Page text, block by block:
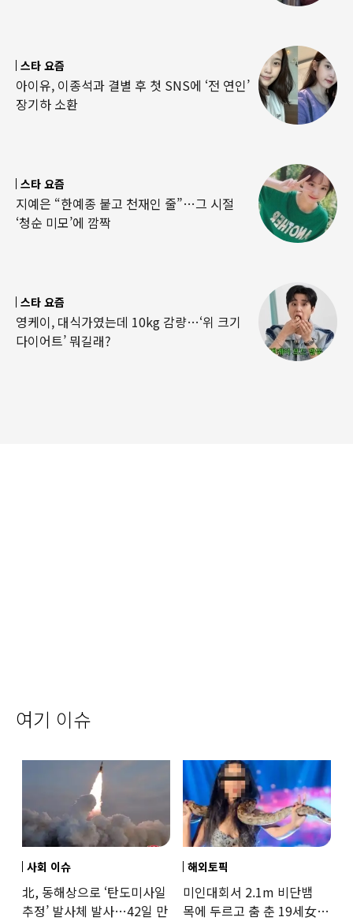
스타 요즘
아이유, 이종석과 결별 후 첫 SNS에 ‘전 연인’
장기하 소환
스타 요즘
지예은 “한예종 붙고 천재인 줄”…그 시절
‘청순 미모’에 깜짝
스타 요즘
영케이, 대식가였는데 10kg 감량…‘위 크기
다이어트’ 뭐길래?
여기 이슈
사회 이슈
北, 동해상으로 ‘탄도미사일
추정’ 발사체 발사…42일 만
해외토픽
미인대회서 2.1m 비단뱀
목에 두르고 춤 춘 19세女